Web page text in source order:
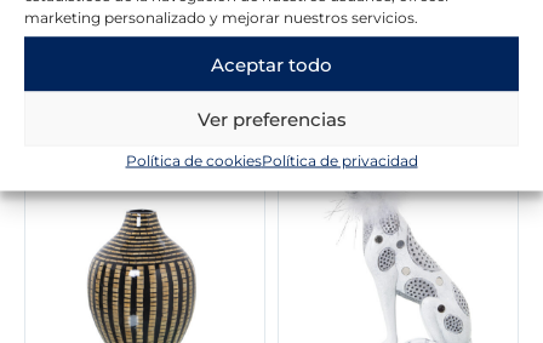
marketing personalizado y mejorar nuestros servicios.
Aceptar todo
Ver preferencias
Política de cookiesPolítica de privacidad
Novedades en la tienda